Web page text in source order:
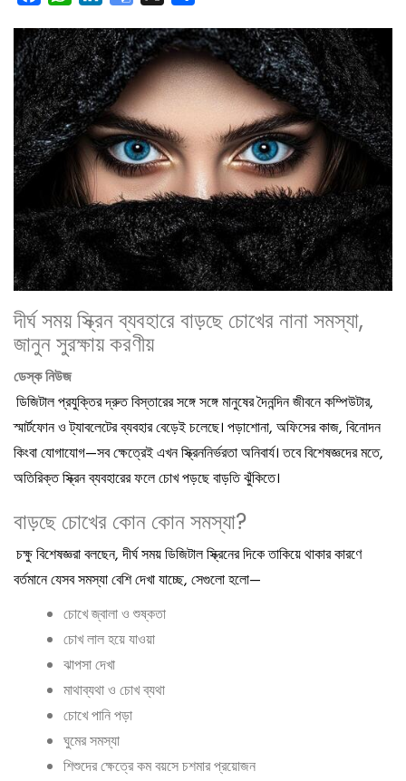
দীর্ঘ সময় স্ক্রিন ব্যবহারে বাড়ছে চোখের নানা সমস্যা,
জানুন সুরক্ষায় করণীয়
ডেস্ক নিউজ
ডিজিটাল প্রযুক্তির দ্রুত বিস্তারের সঙ্গে সঙ্গে মানুষের দৈনন্দিন জীবনে কম্পিউটার,
স্মার্টফোন ও ট্যাবলেটের ব্যবহার বেড়েই চলেছে। পড়াশোনা, অফিসের কাজ, বিনোদন
কিংবা যোগাযোগ—সব ক্ষেত্রেই এখন স্ক্রিননির্ভরতা অনিবার্য। তবে বিশেষজ্ঞদের মতে,
অতিরিক্ত স্ক্রিন ব্যবহারের ফলে চোখ পড়ছে বাড়তি ঝুঁকিতে।
বাড়ছে চোখের কোন কোন সমস্যা?
চক্ষু বিশেষজ্ঞরা বলছেন, দীর্ঘ সময় ডিজিটাল স্ক্রিনের দিকে তাকিয়ে থাকার কারণে
বর্তমানে যেসব সমস্যা বেশি দেখা যাচ্ছে, সেগুলো হলো—
চোখে জ্বালা ও শুষ্কতা
চোখ লাল হয়ে যাওয়া
ঝাপসা দেখা
মাথাব্যথা ও চোখ ব্যথা
চোখে পানি পড়া
ঘুমের সমস্যা
শিশুদের ক্ষেত্রে কম বয়সে চশমার প্রয়োজন